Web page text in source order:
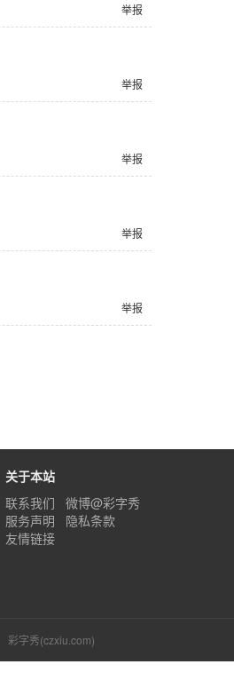
举报
举报
举报
举报
举报
关于本站
联系我们
微博@彩字秀
服务声明
隐私条款
友情链接
彩字秀(czxiu.com)